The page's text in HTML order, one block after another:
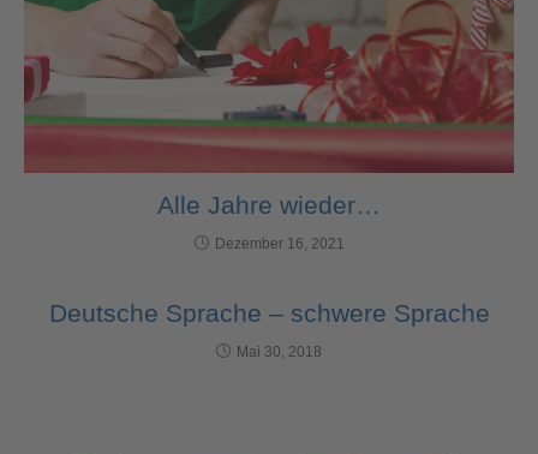
Alle Jahre wieder…
Dezember 16, 2021
Deutsche Sprache – schwere Sprache
Mai 30, 2018